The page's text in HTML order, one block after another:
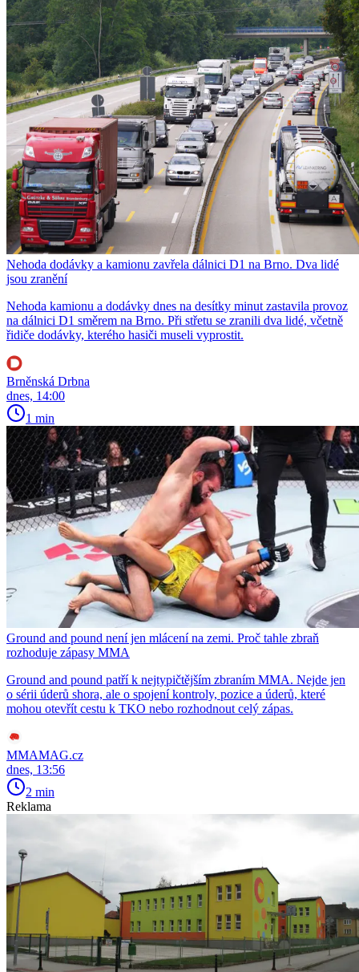
Nehoda dodávky a kamionu zavřela dálnici D1 na Brno. Dva lidé
jsou zranění
Nehoda kamionu a dodávky dnes na desítky minut zastavila provoz
na dálnici D1 směrem na Brno. Při střetu se zranili dva lidé, včetně
řidiče dodávky, kterého hasiči museli vyprostit.
Brněnská Drbna
dnes, 14:00
1 min
Ground and pound není jen mlácení na zemi. Proč tahle zbraň
rozhoduje zápasy MMA
Ground and pound patří k nejtypičtějším zbraním MMA. Nejde jen
o sérii úderů shora, ale o spojení kontroly, pozice a úderů, které
mohou otevřít cestu k TKO nebo rozhodnout celý zápas.
MMAMAG.cz
dnes, 13:56
2 min
Reklama